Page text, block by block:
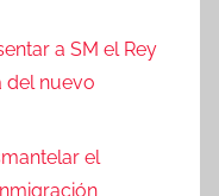
a SM el Rey
del nuevo
el